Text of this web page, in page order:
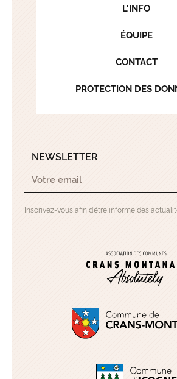
L'INFO
ÉQUIPE
CONTACT
PROTECTION DES
NEWSLETTER
Inscrivez-vous afin d’être informé des